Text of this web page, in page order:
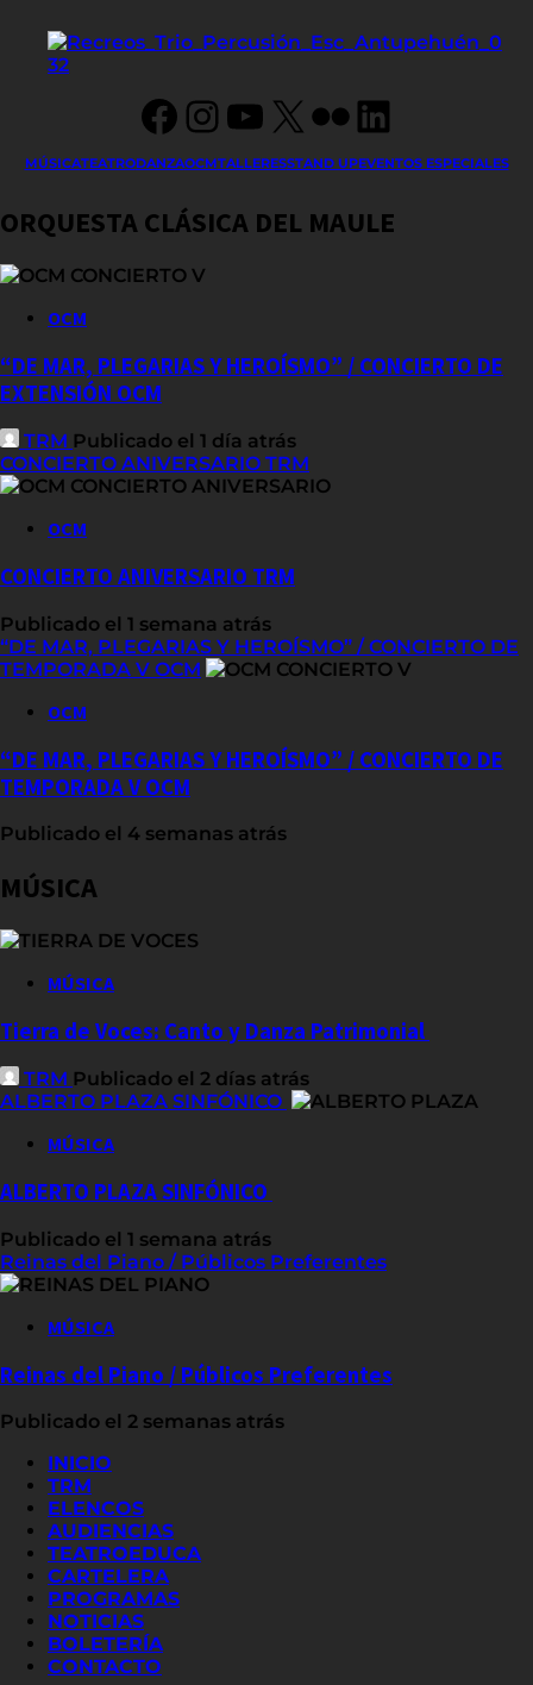
Facebook
Instagram
YouTube
X FlickrLinkedIn
MÚSICATEATRODANZAOCMTALLERESSTAND UPEVENTOS ESPECIALES
ORQUESTA CLÁSICA DEL MAULE
OCM
“DE MAR, PLEGARIAS Y HEROÍSMO” / CONCIERTO DE
EXTENSIÓN OCM
TRM Publicado el 1 día atrás
CONCIERTO ANIVERSARIO TRM
OCM
CONCIERTO ANIVERSARIO TRM
Publicado el 1 semana atrás
“DE MAR, PLEGARIAS Y HEROÍSMO” / CONCIERTO DE
TEMPORADA V OCM
OCM
“DE MAR, PLEGARIAS Y HEROÍSMO” / CONCIERTO DE
TEMPORADA V OCM
Publicado el 4 semanas atrás
MÚSICA
MÚSICA
Tierra de Voces: Canto y Danza Patrimonial
TRM Publicado el 2 días atrás
ALBERTO PLAZA SINFÓNICO
MÚSICA
ALBERTO PLAZA SINFÓNICO
Publicado el 1 semana atrás
Reinas del Piano / Públicos Preferentes
MÚSICA
Reinas del Piano / Públicos Preferentes
Publicado el 2 semanas atrás
INICIO
TRM
ELENCOS
AUDIENCIAS
TEATROEDUCA
CARTELERA
PROGRAMAS
NOTICIAS
BOLETERÍA
CONTACTO